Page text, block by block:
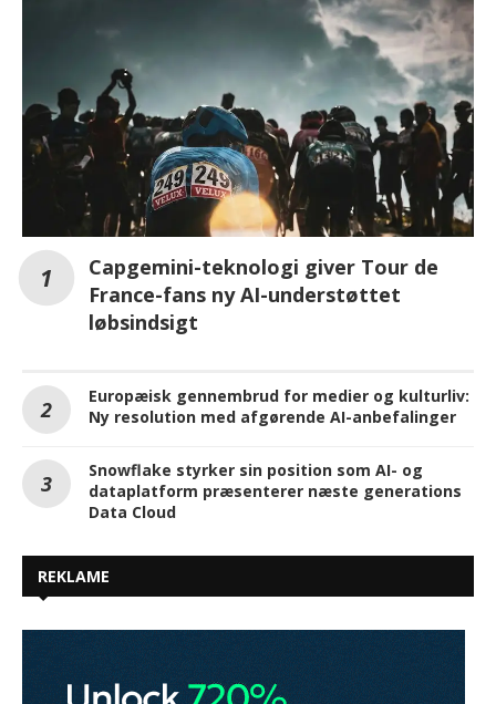
Capgemini-teknologi giver Tour de
France-fans ny AI-understøttet
løbsindsigt
Europæisk gennembrud for medier og kulturliv:
Ny resolution med afgørende AI-anbefalinger
Snowflake styrker sin position som AI- og
dataplatform præsenterer næste generations
Data Cloud
REKLAME